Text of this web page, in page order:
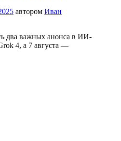
автором Иван
два важных анонса в ИИ-
4, а 7 августа —